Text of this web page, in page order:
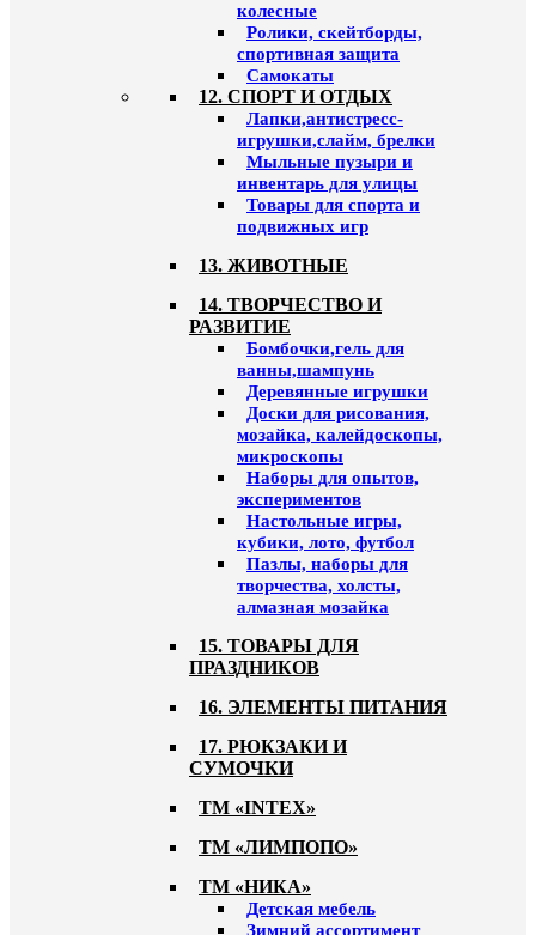
колесные
Ролики, скейтборды,
спортивная защита
Самокаты
12. СПОРТ И ОТДЫХ
Лапки,антистресс-
игрушки,слайм, брелки
Мыльные пузыри и
инвентарь для улицы
Товары для спорта и
подвижных игр
13. ЖИВОТНЫЕ
14. ТВОРЧЕСТВО И
РАЗВИТИЕ
Бомбочки,гель для
ванны,шампунь
Деревянные игрушки
Доски для рисования,
мозайка, калейдоскопы,
микроскопы
Наборы для опытов,
экспериментов
Настольные игры,
кубики, лото, футбол
Пазлы, наборы для
творчества, холсты,
алмазная мозайка
15. ТОВАРЫ ДЛЯ
ПРАЗДНИКОВ
16. ЭЛЕМЕНТЫ ПИТАНИЯ
17. РЮКЗАКИ И
СУМОЧКИ
ТМ «INTEX»
ТМ «ЛИМПОПО»
ТМ «НИКА»
Детская мебель
Зимний ассортимент